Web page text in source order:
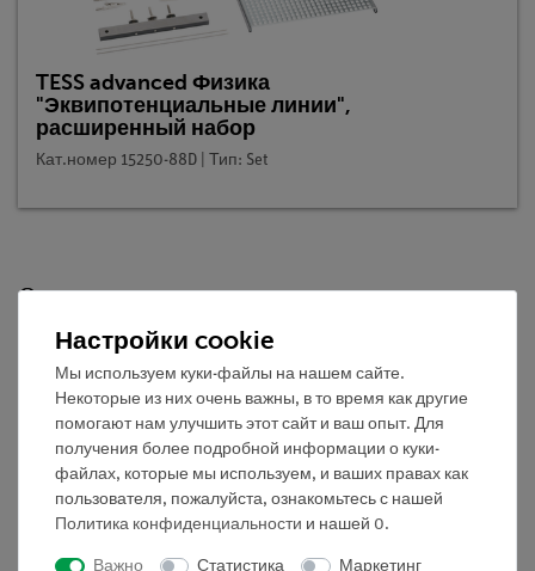
TESS advanced Физика
"Эквипотенциальные линии",
расширенный набор
Кат.номер 15250-88D | Тип: Set
Описание
Принцип
Исследуйте электрическое поле, которое создается
при подаче напряжения на два параллельных
стержневых электрода.
Преимущества
• Электролит не требуется
Настройки cookie
Мы используем куки-файлы на нашем сайте.
Некоторые из них очень важны, в то время как другие
помогают нам улучшить этот сайт и ваш опыт. Для
получения более подробной информации о куки-
файлах, которые мы используем, и ваших правах как
пользователя, пожалуйста, ознакомьтесь с нашей
Политика конфиденциальности и нашей 0.
Важно Статистика Маркетинг